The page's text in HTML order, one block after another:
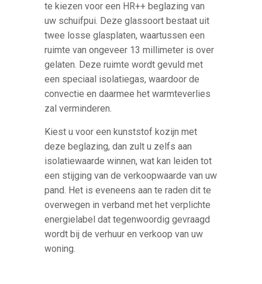
te kiezen voor een HR++ beglazing van
uw schuifpui. Deze glassoort bestaat uit
twee losse glasplaten, waartussen een
ruimte van ongeveer 13 millimeter is over
gelaten. Deze ruimte wordt gevuld met
een speciaal isolatiegas, waardoor de
convectie en daarmee het warmteverlies
zal verminderen.
Kiest u voor een kunststof kozijn met
deze beglazing, dan zult u zelfs aan
isolatiewaarde winnen, wat kan leiden tot
een stijging van de verkoopwaarde van uw
pand. Het is eveneens aan te raden dit te
overwegen in verband met het verplichte
energielabel dat tegenwoordig gevraagd
wordt bij de verhuur en verkoop van uw
woning.